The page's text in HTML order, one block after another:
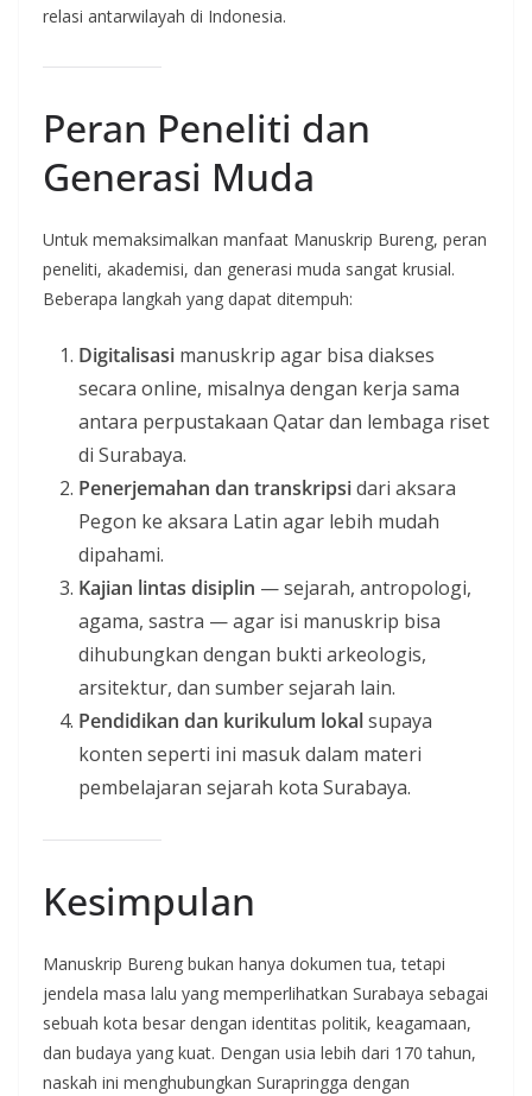
relasi antarwilayah di Indonesia.
Peran Peneliti dan
Generasi Muda
Untuk memaksimalkan manfaat Manuskrip Bureng, peran
peneliti, akademisi, dan generasi muda sangat krusial.
Beberapa langkah yang dapat ditempuh:
Digitalisasi manuskrip agar bisa diakses
secara online, misalnya dengan kerja sama
antara perpustakaan Qatar dan lembaga riset
di Surabaya.
Penerjemahan dan transkripsidari aksara
Pegon ke aksara Latin agar lebih mudah
dipahami.
Kajian lintas disiplin — sejarah, antropologi,
agama, sastra — agar isi manuskrip bisa
dihubungkan dengan bukti arkeologis,
arsitektur, dan sumber sejarah lain.
Pendidikan dan kurikulum lokalsupaya
konten seperti ini masuk dalam materi
pembelajaran sejarah kota Surabaya.
Kesimpulan
Manuskrip Bureng bukan hanya dokumen tua, tetapi
jendela masa lalu yang memperlihatkan Surabaya sebagai
sebuah kota besar dengan identitas politik, keagamaan,
dan budaya yang kuat. Dengan usia lebih dari 170 tahun,
naskah ini menghubungkan Surapringga dengan